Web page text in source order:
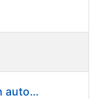
OE 04/19 - Almacenero de almacén automático